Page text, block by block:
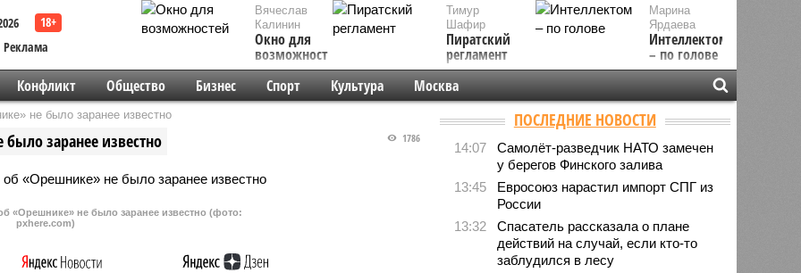
Реклама
Вячеслав
Калинин
Окно для
возможностей
Марина
Ярдаева
Интеллектом
– по голове
Тимур
Шафир
Пиратский
регламент
Конфликт Общество Бизнес Спорт Культура Москва
не было заранее известно
заранее известно 1786
«Орешнике» не было заранее известно (фото:
pxhere.com)
ПОСЛЕДНИЕ НОВОСТИ
14:07
Самолёт-разведчик НАТО замечен
у берегов Финского залива
13:45
Евросоюз нарастил импорт СПГ из
России
13:32
Спасатель рассказала о плане
действий на случай, если кто-то
заблудился в лесу